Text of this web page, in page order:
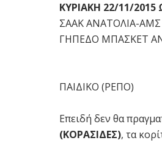
ΚΥΡΙΑΚΗ 22/11/2015
ΣΑΑΚ ΑΝΑΤΟΛΙΑ-
ΓΗΠΕΔΟ ΜΠΑΣΚΕΤ
ΠΑΙΔΙΚΟ (ΡΕΠΟ)
Επειδή δεν θα
(ΚΟΡΑΣΙΔΕΣ), τα